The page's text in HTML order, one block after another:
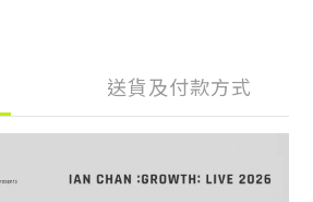
送貨及付款方式